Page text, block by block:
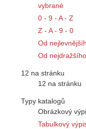
vybrané
0 - 9 - A - Z
Z - A - 9 - 0
Od
Od nejdražšího
12 na stránku
12 na stránku
Typy katalogů
Obrázkový
Tabulkový